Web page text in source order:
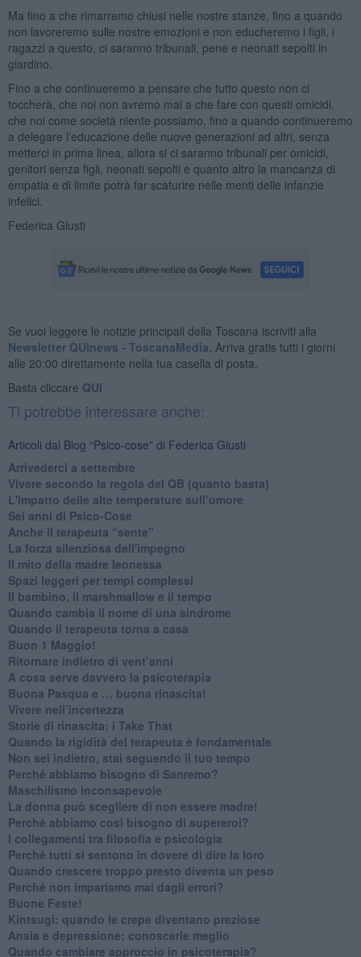
Ma fino a che rimarremo chiusi nelle nostre stanze, fino a quando
non lavoreremo sulle nostre emozioni e non educheremo i figli, i
ragazzi a questo, ci saranno tribunali, pene e neonati sepolti in
giardino.
Fino a che continueremo a pensare che tutto questo non ci
toccherà, che noi non avremo mai a che fare con questi omicidi,
che noi come società niente possiamo, fino a quando continueremo
a delegare l’educazione delle nuove generazioni ad altri, senza
metterci in prima linea, allora si ci saranno tribunali per omicidi,
genitori senza figli, neonati sepolti e quanto altro la mancanza di
empatia e di limite potrà far scaturire nelle menti delle infanzie
infelici.
Federica Giusti
Se vuoi leggere le notizie principali della Toscana iscriviti alla
Newsletter QUInews - ToscanaMedia. Arriva gratis tutti i giorni
alle 20:00 direttamente nella tua casella di posta.
Basta cliccare QUI
Ti potrebbe interessare anche:
Articoli dal Blog “Psico-cose” di Federica Giusti
​Arrivederci a settembre
​Vivere secondo la regola del QB (quanto basta)
​L'impatto delle alte temperature sull’umore
Sei anni di Psico-Cose
​Anche il terapeuta “sente”
​La forza silenziosa dell'impegno
​Il mito della madre leonessa
Spazi leggeri per tempi complessi
Il bambino, il marshmallow e il tempo
​Quando cambia il nome di una sindrome
​Quando il terapeuta torna a casa
​Buon 1 Maggio!
Ritornare indietro di vent’anni
​A cosa serve davvero la psicoterapia
​Buona Pasqua e … buona rinascita!
​Vivere nell’incertezza
​Storie di rinascita: i Take That
​Quando la rigidità del terapeuta è fondamentale
​Non sei indietro, stai seguendo il tuo tempo
​Perché abbiamo bisogno di Sanremo?
​Maschilismo inconsapevole
​La donna può scegliere di non essere madre!
​Perché abbiamo così bisogno di supereroi?
​I collegamenti tra filosofia e psicologia
​Perché tutti si sentono in dovere di dire la loro
​Quando crescere troppo presto diventa un peso
​Perché non impariamo mai dagli errori?
​Buone Feste!
​Kintsugi: quando le crepe diventano preziose
Ansia e depressione: conoscerle meglio
Quando cambiare approccio in psicoterapia?